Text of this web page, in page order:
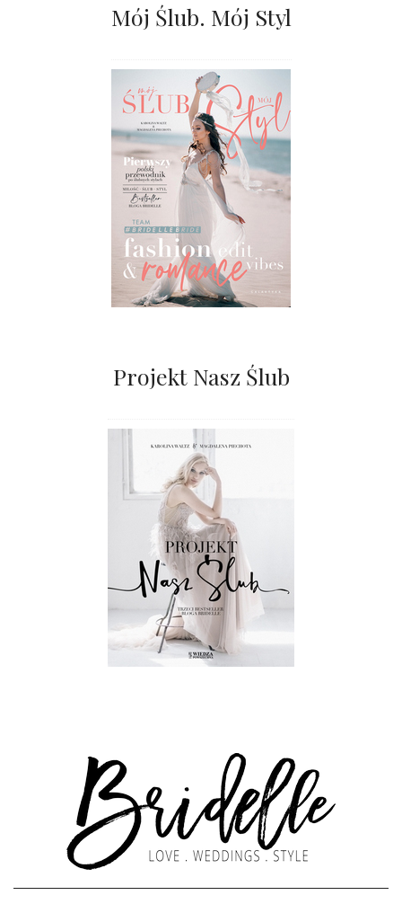
Mój Ślub. Mój Styl
Projekt Nasz Ślub